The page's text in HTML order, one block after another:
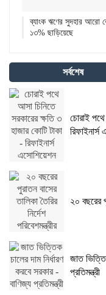
ব্যাংক ঋণের সুদহার আরো
১৩% ছাড়িয়েছে
সর্বশেষ
চোরাই পথে
২০ বছরের
জাত
প্রতিমন্ত্রী